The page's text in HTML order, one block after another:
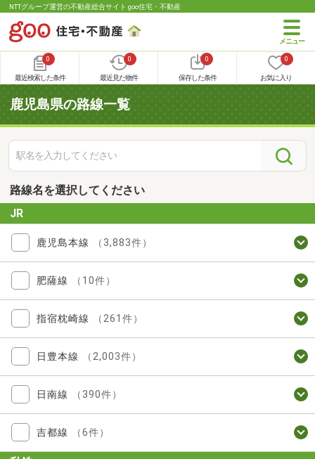
NTTグループ運営の不動産総合サイト goo住宅・不動産
0
最近検索した条件
0
最近見た物件
0
保存した条件
0
お気に入り
鹿児島県の路線一覧
路線名を選択してください
JR
鹿児島本線 （3,883件）
肥薩線 （10件）
指宿枕崎線 （261件）
日豊本線 （2,003件）
日南線 （390件）
吉都線 （6件）